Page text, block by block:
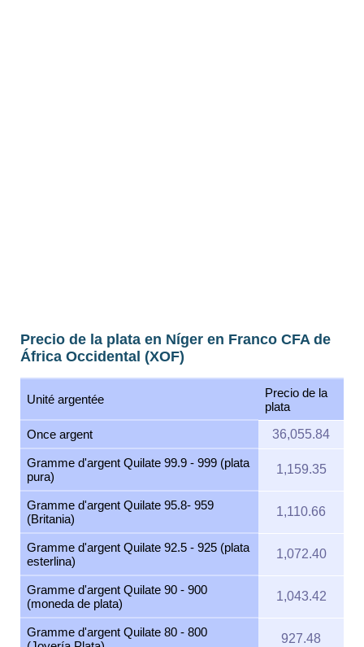
Precio de la plata en Níger en Franco CFA de
África Occidental (XOF)
Unité argentée
Precio de la
plata
Once argent 36,055.84
Gramme d'argent Quilate 99.9 - 999 (plata
pura)
1,159.35
Gramme d'argent Quilate 95.8- 959
(Britania)
1,110.66
Gramme d'argent Quilate 92.5 - 925 (plata
esterlina)
1,072.40
Gramme d'argent Quilate 90 - 900
(moneda de plata)
1,043.42
Gramme d'argent Quilate 80 - 800
927.48